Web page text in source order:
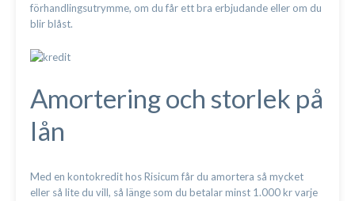
förhandlingsutrymme, om du får ett bra erbjudande eller om du
blir blåst.
Amortering och storlek på
lån
Med en kontokredit hos Risicum får du amortera så mycket
eller så lite du vill, så länge som du betalar minst 1.000 kr varje